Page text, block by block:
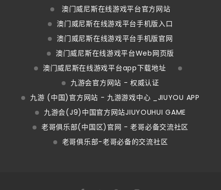
澳门威尼斯在线游戏平台官方网站
澳门威尼斯在线游戏平台手机版入口
澳门威尼斯在线游戏平台手机版官网
澳门威尼斯在线游戏平台Web网页版
澳门威尼斯在线游戏平台app下载地址
九游会官方网站 - 权威认证
九游 (中国)官方网站 - 九游游戏中心 _JIUYOU APP
九游会(J9)中国官方网站JIUYOUHUI GAME
老哥俱乐部(中国区)官网 - 老哥必备交流社区
老哥俱乐部-老哥必备的交流社区